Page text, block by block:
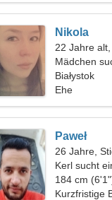
Nikola
22 Jahre
Mädchen
Białystok
Ehe
Paweł
26 Jahre,
Kerl sucht
184 cm
Kurzfristige